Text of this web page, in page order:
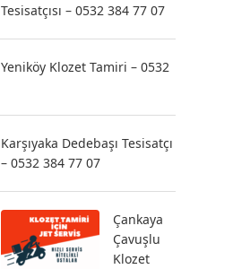
Tesisatçısı – 0532 384 77 07
Yeniköy Klozet Tamiri – 0532
Karşıyaka Dedebaşı Tesisatçı
– 0532 384 77 07
Çankaya
Çavuşlu
Klozet